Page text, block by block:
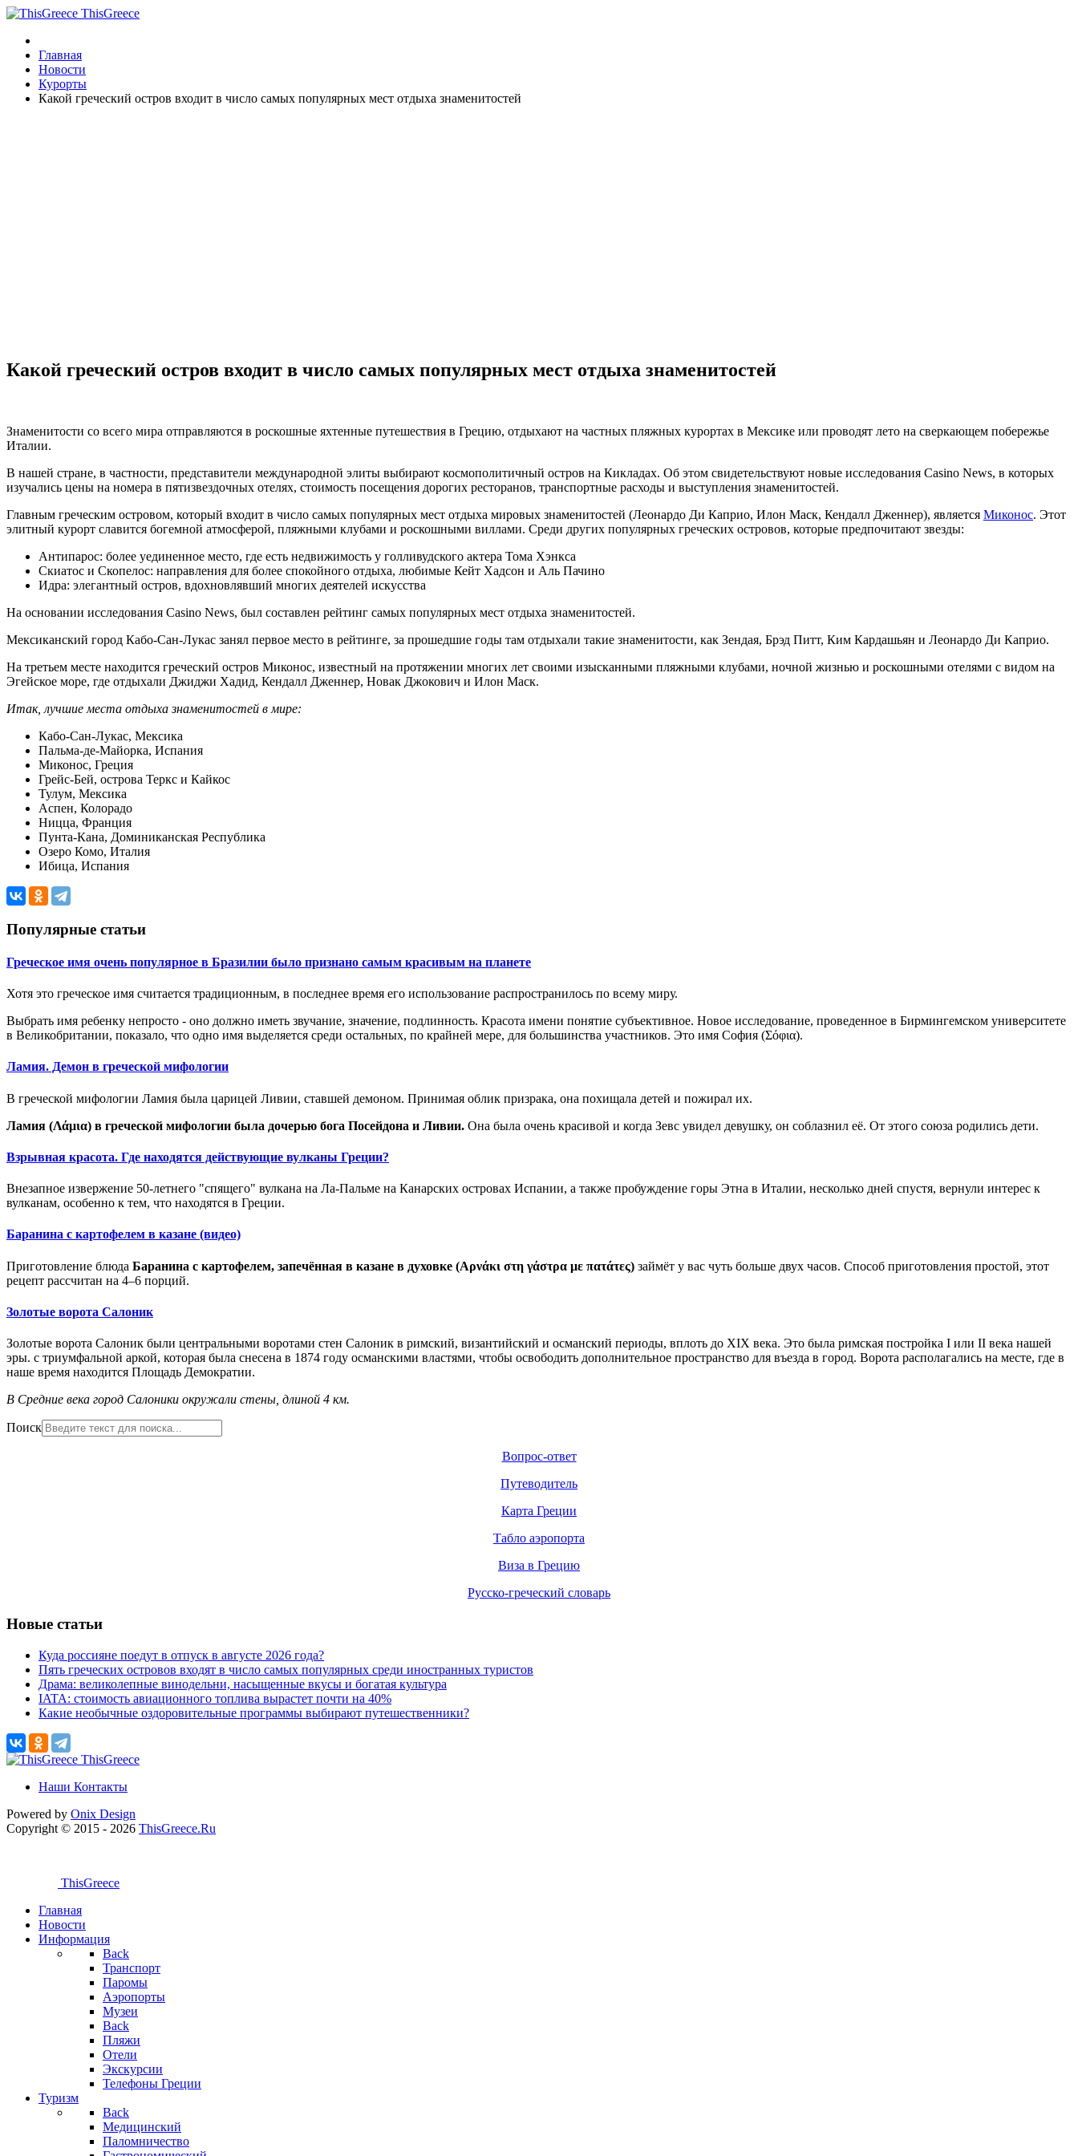
ThisGreece
Главная
Новости
Курорты
Какой греческий остров входит в число самых популярных мест отдыха знаменитостей
Какой греческий остров входит в число самых популярных мест отдыха знаменитостей
Знаменитости со всего мира отправляются в роскошные яхтенные путешествия в Грецию, отдыхают на частных пляжных курортах в Мексике или проводят лето на сверкающем побережье
Италии.
В нашей стране, в частности, представители международной элиты выбирают космополитичный остров на Кикладах. Об этом свидетельствуют новые исследования Casino News, в которых
изучались цены на номера в пятизвездочных отелях, стоимость посещения дорогих ресторанов, транспортные расходы и выступления знаменитостей.
Главным греческим островом, который входит в число самых популярных мест отдыха мировых знаменитостей (Леонардо Ди Каприо, Илон Маск, Кендалл Дженнер), является Миконос. Этот
элитный курорт славится богемной атмосферой, пляжными клубами и роскошными виллами. Среди других популярных греческих островов, которые предпочитают звезды:
Антипарос: более уединенное место, где есть недвижимость у голливудского актера Тома Хэнкса
Скиатос и Скопелос: направления для более спокойного отдыха, любимые Кейт Хадсон и Аль Пачино
Идра: элегантный остров, вдохновлявший многих деятелей искусства
На основании исследования Casino News, был составлен рейтинг самых популярных мест отдыха знаменитостей.
Мексиканский город Кабо-Сан-Лукас занял первое место в рейтинге, за прошедшие годы там отдыхали такие знаменитости, как Зендая, Брэд Питт, Ким Кардашьян и Леонардо Ди Каприо.
На третьем месте находится греческий остров Миконос, известный на протяжении многих лет своими изысканными пляжными клубами, ночной жизнью и роскошными отелями с видом на
Эгейское море, где отдыхали Джиджи Хадид, Кендалл Дженнер, Новак Джокович и Илон Маск.
Итак, лучшие места отдыха знаменитостей в мире:
Кабо-Сан-Лукас, Мексика
Пальма-де-Майорка, Испания
Миконос, Греция
Грейс-Бей, острова Теркс и Кайкос
Тулум, Мексика
Аспен, Колорадо
Ницца, Франция
Пунта-Кана, Доминиканская Республика
Озеро Комо, Италия
Ибица, Испания
Популярные статьи
Греческое имя очень популярное в Бразилии было признано самым красивым на планете
Хотя это греческое имя считается традиционным, в последнее время его использование распространилось по всему миру.
Выбрать имя ребенку непросто - оно должно иметь звучание, значение, подлинность. Красота имени понятие субъективное. Новое исследование, проведенное в Бирмингемском университете
в Великобритании, показало, что одно имя выделяется среди остальных, по крайней мере, для большинства участников. Это имя София (Σόφια).
Ламия. Демон в греческой мифологии
В греческой мифологии Ламия была царицей Ливии, ставшей демоном. Принимая облик призрака, она похищала детей и пожирал их.
Ламия (Λάμια) в греческой мифологии была дочерью бога Посейдона и Ливии. Она была очень красивой и когда Зевс увидел девушку, он соблазнил её. От этого союза родились дети.
Взрывная красота. Где находятся действующие вулканы Греции?
Внезапное извержение 50-летнего "спящего" вулкана на Ла-Пальме на Канарских островах Испании, а также пробуждение горы Этна в Италии, несколько дней спустя, вернули интерес к
вулканам, особенно к тем, что находятся в Греции.
Баранина с картофелем в казане (видео)
Приготовление блюда Баранина с картофелем, запечённая в казане в духовке (Αρνάκι στη γάστρα με πατάτες) займёт у вас чуть больше двух часов. Способ приготовления простой, этот
рецепт рассчитан на 4–6 порций.
Золотые ворота Салоник
Золотые ворота Салоник были центральными воротами стен Салоник в римский, византийский и османский периоды, вплоть до XIX века. Это была римская постройка I или II века нашей
эры. с триумфальной аркой, которая была снесена в 1874 году османскими властями, чтобы освободить дополнительное пространство для въезда в город. Ворота располагались на месте, где в
наше время находится Площадь Демократии.
В Средние века город Салоники окружали стены, длиной 4 км.
Поиск
Вопрос-ответ
Путеводитель
Карта Греции
Табло аэропорта
Виза в Грецию
Русско-греческий словарь
Новые статьи
Куда россияне поедут в отпуск в августе 2026 года?
Пять греческих островов входят в число самых популярных среди иностранных туристов
Драма: великолепные винодельни, насыщенные вкусы и богатая культура
IATA: стоимость авиационного топлива вырастет почти на 40%
Какие необычные оздоровительные программы выбирают путешественники?
ThisGreece
Наши Контакты
Powered by Onix Design
Copyright © 2015 - 2026 ThisGreece.Ru
ThisGreece
Главная
Новости
Информация
Back
Транспорт
Паромы
Аэропорты
Музеи
Back
Пляжи
Отели
Экскурсии
Телефоны Греции
Туризм
Back
Медицинский
Паломничество